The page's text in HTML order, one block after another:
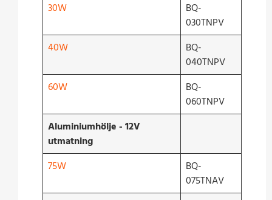
30W
BQ-
030TNPV
40W
BQ-
040TNPV
60W
BQ-
060TNPV
Aluminiumhölje - 12V
utmatning
75W
BQ-
075TNAV